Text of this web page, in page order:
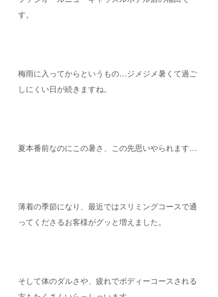
す。
梅雨に入ってからというもの…ジメジメ暑くて過ご
しにくい日が続きますね。
夏本番前なのにこの暑さ、この先思いやられます…
薄着の季節になり、 最近ではスリミングコースで通
ってくださるお客様がグッと増えま した。
そして体のダルさや、 疲れでボディーコースされる